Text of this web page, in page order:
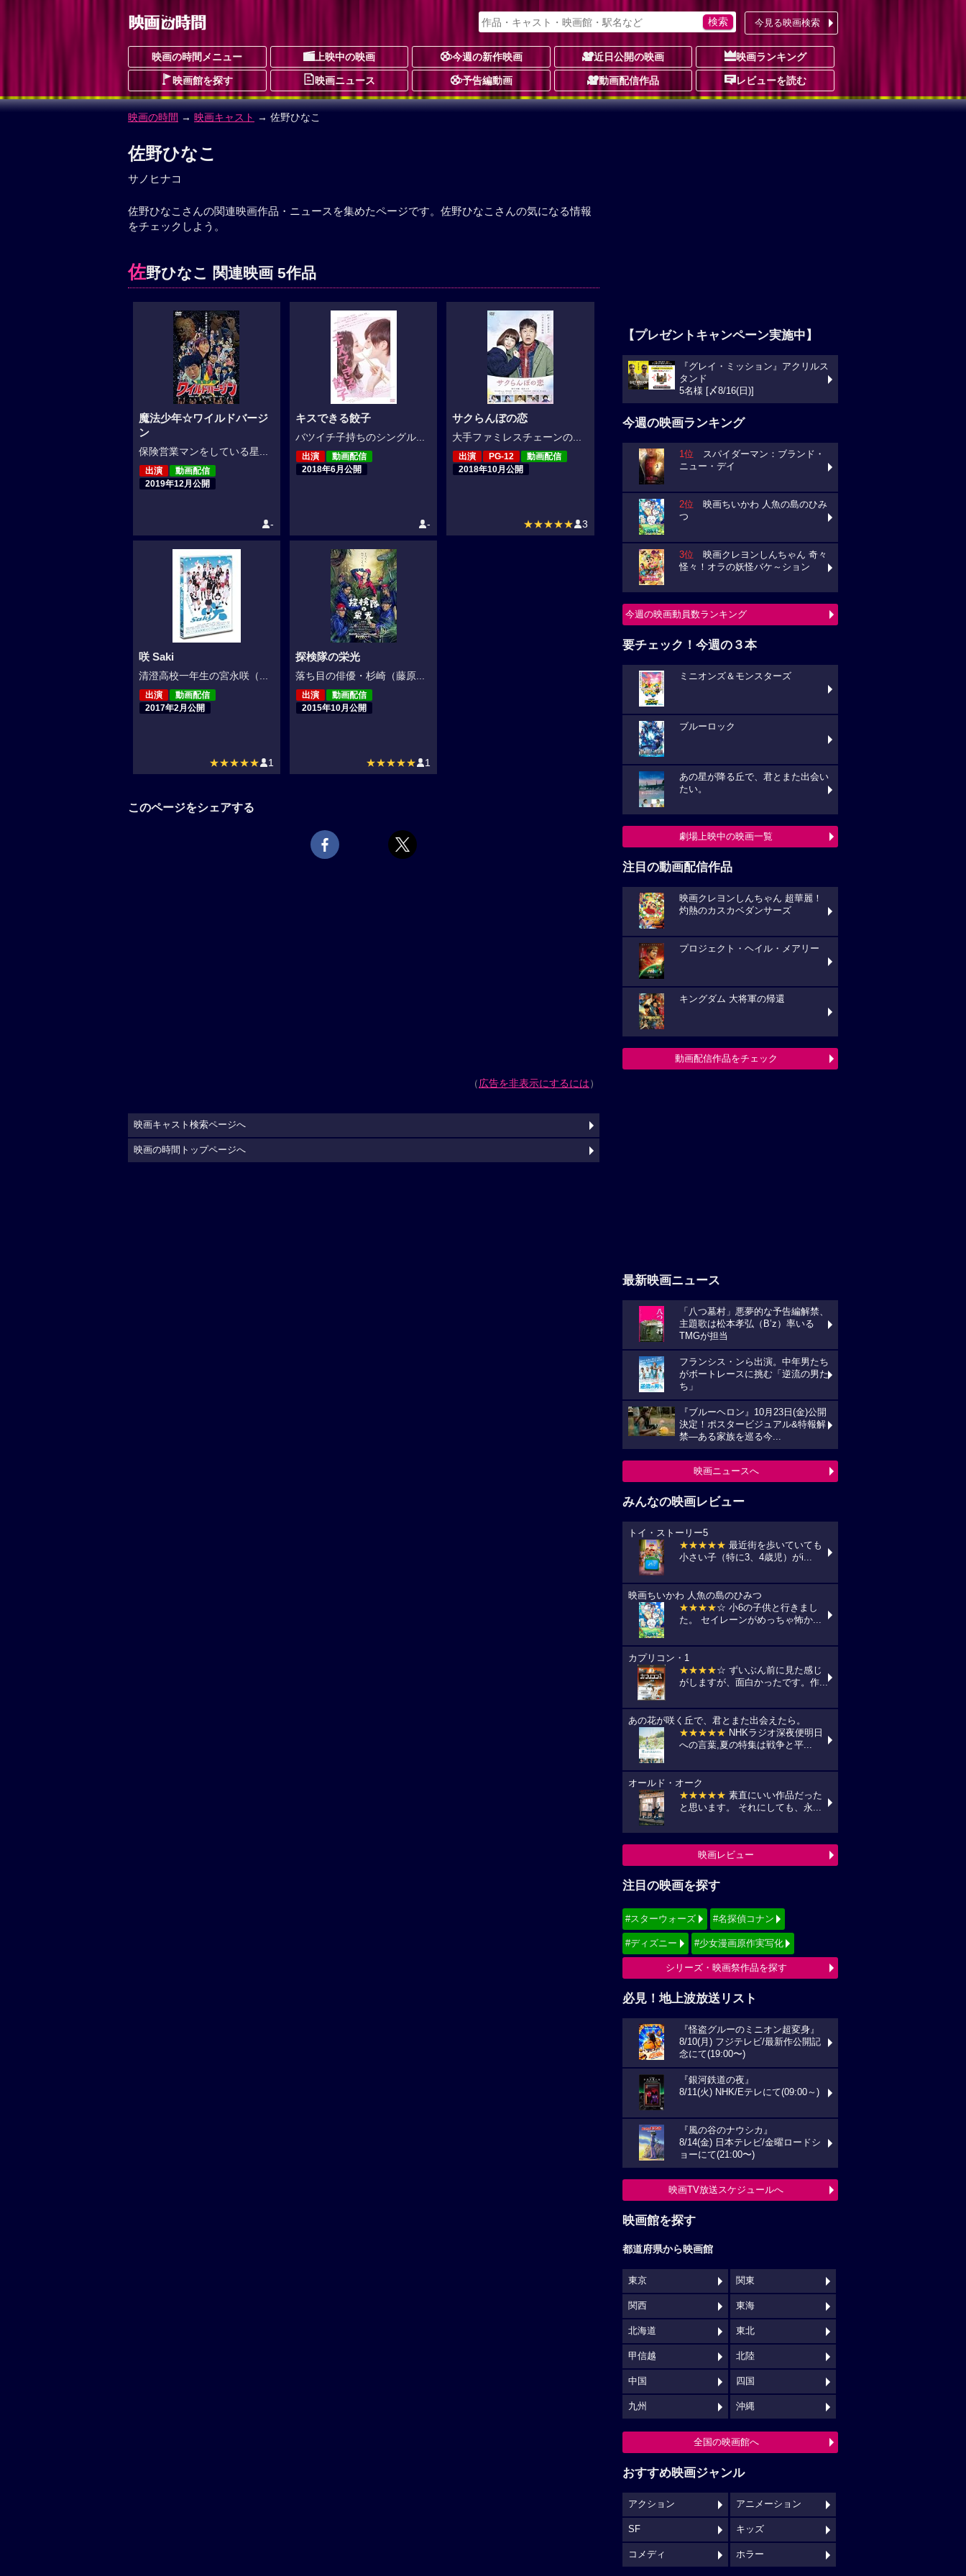
今見る映画検索
映画の時間メニュー 上映中の映画 今週の新作映画 近日公開の映画 映画ランキング
映画館を探す 映画ニュース 予告編動画 動画配信作品 レビューを読む
映画の時間 → 映画キャスト → 佐野ひなこ
佐野ひなこ
サノヒナコ
佐野ひなこさんの関連映画作品・ニュースを集めたページです。佐野ひなこさんの気になる情報
をチェックしよう。
佐野ひなこ 関連映画 5作品
魔法少年☆ワイルドバージ
ン
保険営業マンをしている星...
出演
動画配信
2019年12月公開
-
キスできる餃子
バツイチ子持ちのシングル...
出演
動画配信
2018年6月公開
-
サクらんぼの恋
大手ファミレスチェーンの...
出演 PG-12
動画配信
2018年10月公開
★★★★★ 3
咲 Saki
清澄高校一年生の宮永咲（...
出演
動画配信
2017年2月公開
★★★★★ 1
探検隊の栄光
落ち目の俳優・杉崎（藤原...
出演
動画配信
2015年10月公開
★★★★★ 1
このページをシェアする
（広告を非表示にするには）
【プレゼントキャンペーン実施中】
『グレイ・ミッション』アクリルス
タンド
5名様 [〆8/16(日)]
今週の映画ランキング
1位 スパイダーマン：ブランド・
ニュー・デイ
2位 映画ちいかわ 人魚の島のひみ
つ
3位 映画クレヨンしんちゃん 奇々
怪々！オラの妖怪バケ～ション
今週の映画動員数ランキング
要チェック！今週の３本
ミニオンズ＆モンスターズ
ブルーロック
あの星が降る丘で、君とまた出会い
たい。
劇場上映中の映画一覧
注目の動画配信作品
映画クレヨンしんちゃん 超華麗！
灼熱のカスカベダンサーズ
プロジェクト・ヘイル・メアリー
キングダム 大将軍の帰還
動画配信作品をチェック
最新映画ニュース
「八つ墓村」悪夢的な予告編解禁、
主題歌は松本孝弘（B’z）率いる
TMGが担当
フランシス・ンら出演。中年男たち
がボートレースに挑む「逆流の男た
ち」
『ブルーヘロン』10月23日(金)公開
決定！ポスタービジュアル&特報解
禁―ある家族を巡る今...
映画ニュースへ
みんなの映画レビュー
トイ・ストーリー5
★★★★★ 最近街を歩いていても
小さい子（特に3、4歳児）がi...
映画ちいかわ 人魚の島のひみつ
★★★★☆ 小6の子供と行きまし
た。 セイレーンがめっちゃ怖か...
カプリコン・1
★★★★☆ ずいぶん前に見た感じ
がしますが、面白かったです。作...
あの花が咲く丘で、君とまた出会えたら。
★★★★★ NHKラジオ深夜便明日
への言葉,夏の特集は戦争と平...
オールド・オーク
★★★★★ 素直にいい作品だった
と思います。 それにしても、永...
映画レビュー
注目の映画を探す
#スターウォーズ #名探偵コナン
#ディズニー #少女漫画原作実写化
シリーズ・映画祭作品を探す
必見！地上波放送リスト
『怪盗グルーのミニオン超変身』
8/10(月) フジテレビ/最新作公開記
念にて(19:00〜)
『銀河鉄道の夜』
8/11(火) NHK/Eテレにて(09:00～)
『風の谷のナウシカ』
8/14(金) 日本テレビ/金曜ロードシ
ョーにて(21:00〜)
映画TV放送スケジュールへ
映画館を探す
都道府県から映画館
東京 関東
関西 東海
北海道 東北
甲信越 北陸
中国 四国
九州 沖縄
全国の映画館へ
おすすめ映画ジャンル
アクション アニメーション
SF キッズ
コメディ ホラー
映画キャスト検索ページへ
映画の時間トップページへ